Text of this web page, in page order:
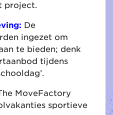
project.
De
ingezet om
te bieden; denk
tijdens
MoveFactory
sportieve